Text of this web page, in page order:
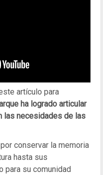
artículo para
ha logrado articular
las necesidades de las
conservar la memoria
hasta sus
para su comunidad